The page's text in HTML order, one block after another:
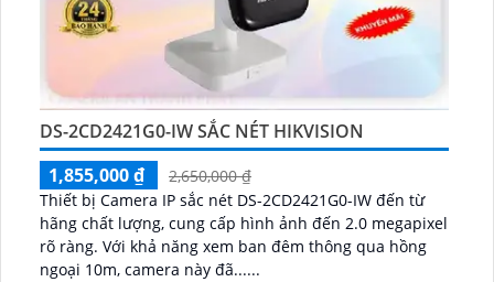
DS-2CD2421G0-IW SẮC NÉT HIKVISION
1,855,000 ₫
2,650,000 ₫
Thiết bị Camera IP sắc nét DS-2CD2421G0-IW đến từ
hãng chất lượng, cung cấp hình ảnh đến 2.0 megapixel
rõ ràng. Với khả năng xem ban đêm thông qua hồng
ngoại 10m, camera này đã......